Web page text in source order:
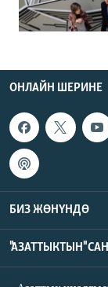
ОНЛАЙН ШЕРИНЕ
БИЗ ЖӨНҮНДӨ
"АЗАТТЫКТЫН"